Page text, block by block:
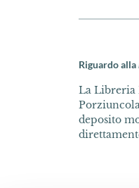
Riguardo alla
La Libreria
deposito